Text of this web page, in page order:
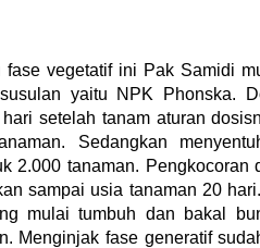
fase vegetatif ini Pak Samidi
yaitu NPK Phonska.
setelah tanam aturan
Sedangkan
2.000 tanaman. Pengkocoran
sampai usia tanaman 20
mulai tumbuh dan bakal
Menginjak fase generatif